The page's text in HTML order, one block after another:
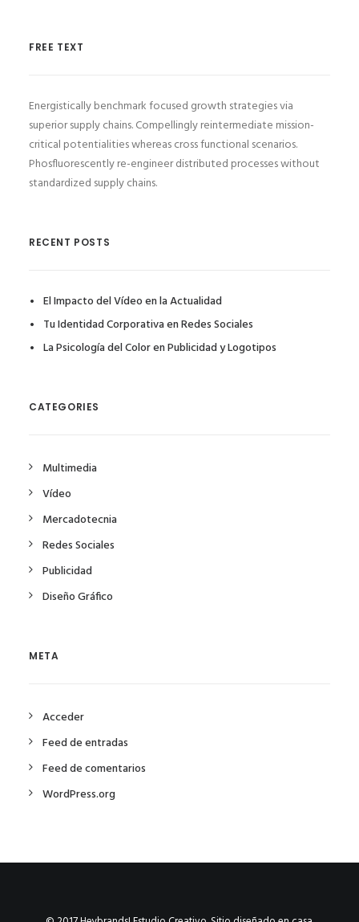
FREE TEXT
Energistically benchmark focused growth strategies via
superior supply chains. Compellingly reintermediate mission-
critical potentialities whereas cross functional scenarios.
Phosfluorescently re-engineer distributed processes without
standardized supply chains.
RECENT POSTS
El Impacto del Vídeo en la Actualidad
Tu Identidad Corporativa en Redes Sociales
La Psicología del Color en Publicidad y Logotipos
CATEGORIES
Multimedia
Vídeo
Mercadotecnia
Redes Sociales
Publicidad
Diseño Gráfico
META
Acceder
Feed de entradas
Feed de comentarios
WordPress.org